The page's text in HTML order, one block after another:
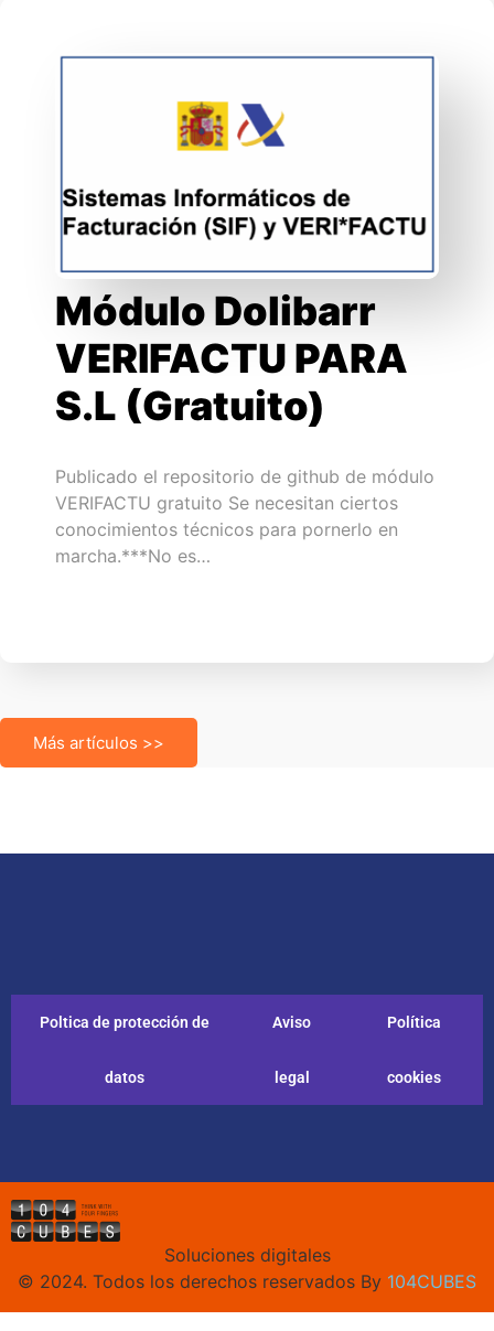
Módulo Dolibarr
VERIFACTU PARA
S.L (Gratuito)
Publicado el repositorio de github de módulo
VERIFACTU gratuito Se necesitan ciertos
conocimientos técnicos para pornerlo en
marcha.***No es…
Más artículos >>
Poltica de protección de
datos
Aviso
legal
Política
cookies
Soluciones digitales
© 2024. Todos los derechos reservados By 104CUBES